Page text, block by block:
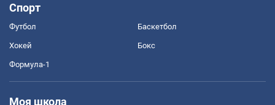
Спорт
Футбол Баскетбол
Хокей Бокс
Формула-1
Моя школа